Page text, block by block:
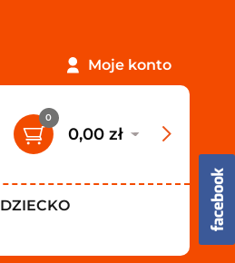
Moje konto
0
0,00 zł
DZIECKO